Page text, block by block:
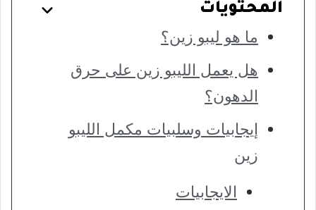
المحتويات
ما هو ليبو زين؟
هل يعمل الليبو زين على حرق
الدهون؟
إيجابيات وسلبيات مكمل الليبو
زين
الايجابيات